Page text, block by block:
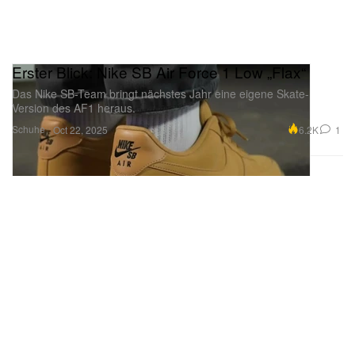
Schuhe
Erster Blick: Nike SB Air Force 1 Low „Flax“
Das Nike SB-Team bringt nächstes Jahr eine eigene Skate-
Version des AF1 heraus.
Oct 22, 2025 6.2K 1